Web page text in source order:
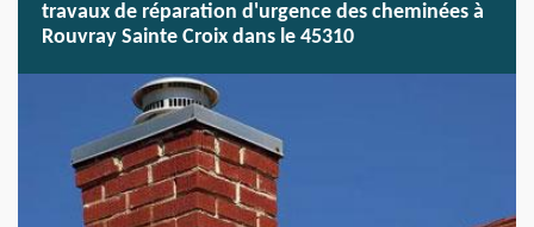
travaux de réparation d'urgence des cheminées à
Rouvray Sainte Croix dans le 45310